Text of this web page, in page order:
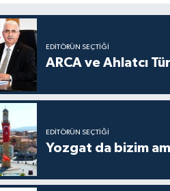
EDITÖRÜN SEÇTIĞI
ARCA ve Ahlatcı
EDITÖRÜN SEÇTIĞI
Yozgat da bizim